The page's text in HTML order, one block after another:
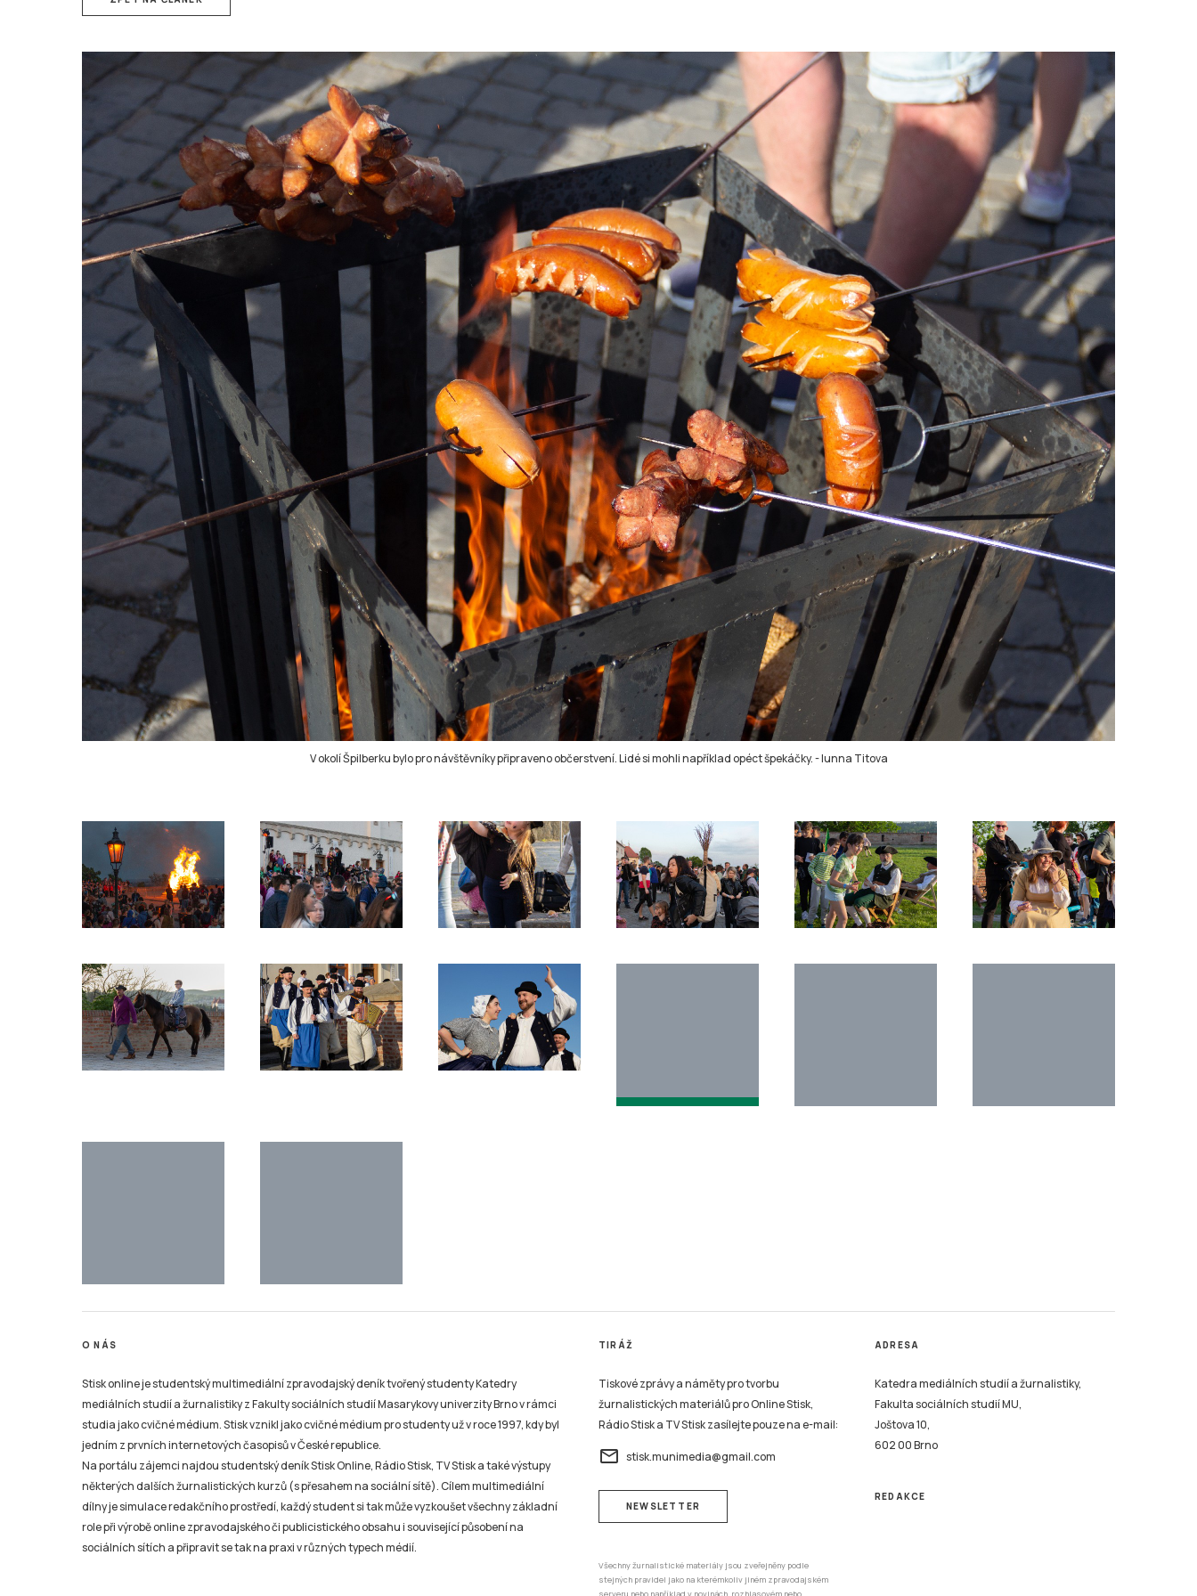
V okolí Špilberku bylo pro návštěvníky připraveno občerstvení. Lidé si mohli například opéct špekáčky.-Iunna Titova
O NÁS
Stisk online je studentský multimediální zpravodajský deník tvořený studenty Katedry
mediálních studií a žurnalistiky z Fakulty sociálních studií Masarykovy univerzity Brno v rámci
studia jako cvičné médium. Stisk vznikl jako cvičné médium pro studenty už v roce 1997, kdy byl
jedním z prvních internetových časopisů v České republice.
Na portálu zájemci najdou studentský deník Stisk Online, Rádio Stisk, TV Stisk a také výstupy
některých dalších žurnalistických kurzů (s přesahem na sociální sítě). Cílem multimediální
dílny je simulace redakčního prostředí, každý student si tak může vyzkoušet všechny základní
role při výrobě online zpravodajského či publicistického obsahu i související působení na
sociálních sítích a připravit se tak na praxi v různých typech médií.
TIRÁŽ
Tiskové zprávy a náměty pro tvorbu
žurnalistických materiálů pro Online Stisk,
Rádio Stisk a TV Stisk zasílejte pouze na e-mail:
email stisk.munimedia@gmail.com
NEWSLETTER
Všechny žurnalistické materiály jsou zveřejněny podle
stejných pravidel jako na kterémkoliv jiném zpravodajském
serveru nebo například v novinách, rozhlasovém nebo
ADRESA
Katedra mediálních studií a žurnalistiky,
Fakulta sociálních studií MU,
Joštova 10,
602 00 Brno
REDAKCE